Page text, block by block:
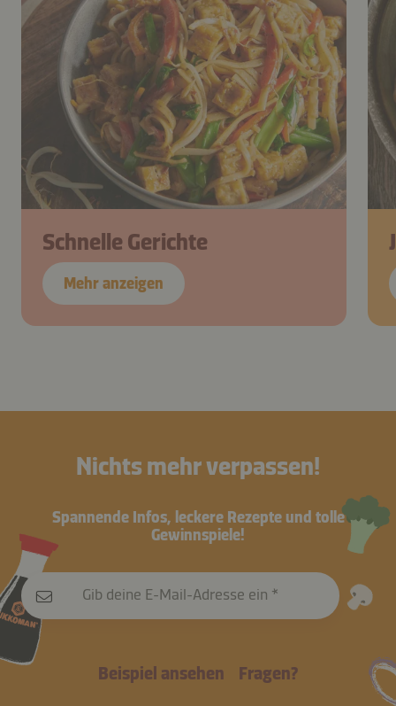
Schnelle Gerichte
Mehr anzeigen
Nichts mehr verpassen!
Spannende Infos, leckere Rezepte und tolle
Gewinnspiele!
Gib deine E-Mail-Adresse ein
Beispiel ansehen Fragen?